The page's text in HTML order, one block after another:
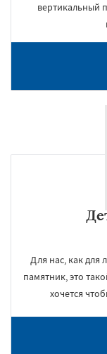
вертикальный
Для нас, как для
памятник, это
хочется